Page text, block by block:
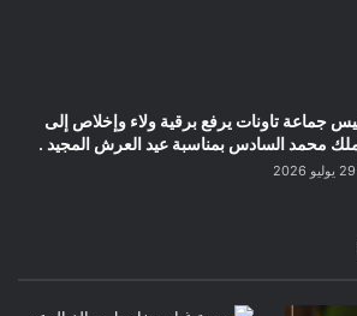
جماعة تاونات يرفع برقية ولاء وإخلاص إلى
محمد السادس بمناسبة عيد العرش المجيد .
29 يوليو 2026